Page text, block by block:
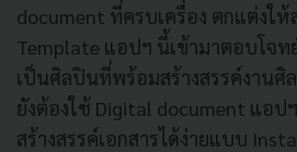
document ที่ครบเครื่อง ตกแต่งให้
Template แอปฯ นี้เข้ามาตอบโจ
เป็นศิลปินที่พร้อมสร้างสรรค์งาน
ยังต้องใช้ Digital document แอป
สร้างสรรค์เอกสารได้ง่ายแบบ